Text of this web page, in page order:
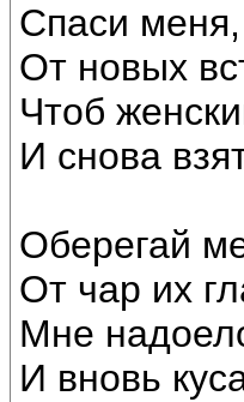
Спаси
От новых
Чтоб
И снова
Оберегай
От чар их
Мне
И вновь